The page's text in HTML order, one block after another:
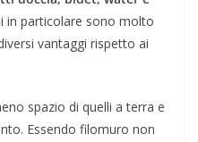
in particolare sono molto
vantaggi rispetto ai
spazio di quelli a terra e
Essendo filomuro non